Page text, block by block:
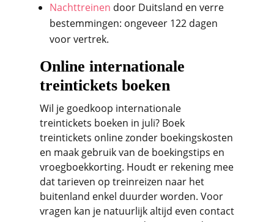
Nachttreinen door Duitsland en verre
bestemmingen: ongeveer 122 dagen
voor vertrek.
Online internationale
treintickets boeken
Wil je goedkoop internationale
treintickets boeken in juli? Boek
treintickets online zonder boekingskosten
en maak gebruik van de boekingstips en
vroegboekkorting. Houdt er rekening mee
dat tarieven op treinreizen naar het
buitenland enkel duurder worden. Voor
vragen kan je natuurlijk altijd even contact